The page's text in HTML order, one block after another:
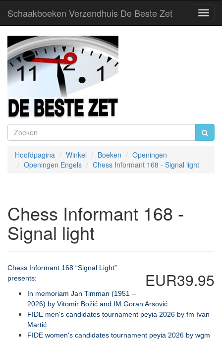
Schaakboeken Verzendhuis De Beste Zet
Hoofdpagina Winkel Boeken
Openingen
Openingen Engels
Chess Informant 168 - Signal light
Chess Informant 168 -
Signal light
EUR39.95
Chess Informant 168 “Signal Light”
presents:
In memoriam Jan Timman (1951 –
2026) by Vitomir Božić and IM Goran Arsović
FIDE men's candidates tournament peyia 2026 by fm Ivan
Martić
FIDE women's candidates tournament peyia 2026 by wgm